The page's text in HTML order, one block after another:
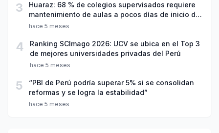
3
Huaraz: 68 % de colegios supervisados requiere
mantenimiento de aulas a pocos días de inicio del
año escolar 2026
hace 5 meses
4
Ranking SCImago 2026: UCV se ubica en el Top 3
de mejores universidades privadas del Perú
hace 5 meses
5
“PBI de Perú podría superar 5% si se consolidan
reformas y se logra la estabilidad”
hace 5 meses